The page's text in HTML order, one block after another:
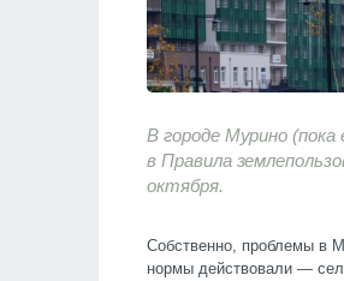
В городе Мурино
в Правила
октября.
Собственно, проблемы в
нормы действовали —